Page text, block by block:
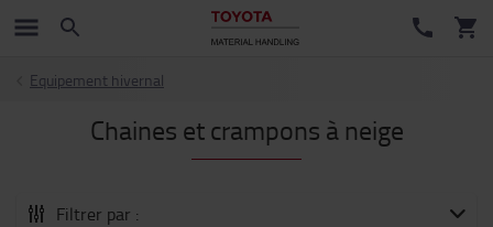
Equipement hivernal
Chaines et crampons à neige
Filtrer par :